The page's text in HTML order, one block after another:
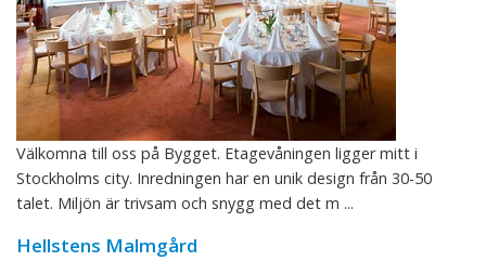
Välkomna till oss på Bygget. Etagevåningen ligger mitt i
Stockholms city. Inredningen har en unik design från 30-50
talet. Miljön är trivsam och snygg med det m ...
Hellstens Malmgård